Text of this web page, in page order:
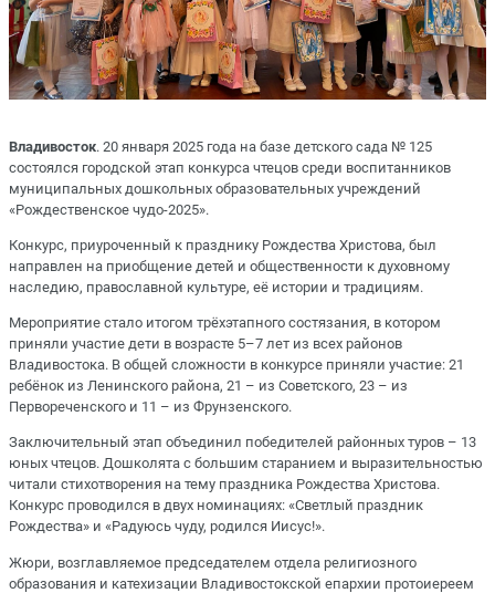
Владивосток. 20 января 2025 года на базе детского сада № 125
состоялся городской этап конкурса чтецов среди воспитанников
муниципальных дошкольных образовательных учреждений
«Рождественское чудо-2025».
Конкурс, приуроченный к празднику Рождества Христова, был
направлен на приобщение детей и общественности к духовному
наследию, православной культуре, её истории и традициям.
Мероприятие стало итогом трёхэтапного состязания, в котором
приняли участие дети в возрасте 5–7 лет из всех районов
Владивостока. В общей сложности в конкурсе приняли участие: 21
ребёнок из Ленинского района, 21 – из Советского, 23 – из
Первореченского и 11 – из Фрунзенского.
Заключительный этап объединил победителей районных туров – 13
юных чтецов. Дошколята с большим старанием и выразительностью
читали стихотворения на тему праздника Рождества Христова.
Конкурс проводился в двух номинациях: «Светлый праздник
Рождества» и «Радуюсь чуду, родился Иисус!».
Жюри, возглавляемое председателем отдела религиозного
образования и катехизации Владивостокской епархии протоиереем